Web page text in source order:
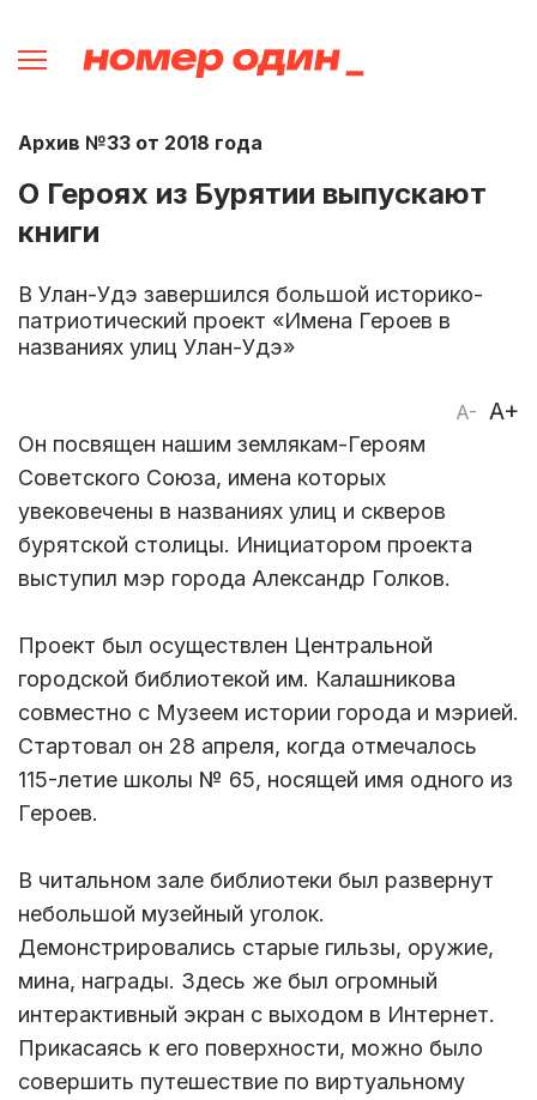
Архив №33 от 2018 года
О Героях из Бурятии выпускают
книги
В Улан-Удэ завершился большой историко-
патриотический проект «Имена Героев в
названиях улиц Улан-Удэ»
A- A+
Он посвящен нашим землякам-Героям
Советского Союза, имена которых
увековечены в названиях улиц и скверов
бурятской столицы. Инициатором проекта
выступил мэр города Александр Голков.
Проект был осуществлен Центральной
городской библиотекой им. Калашникова
совместно с Музеем истории города и мэрией.
Стартовал он 28 апреля, когда отмечалось
115-летие школы № 65, носящей имя одного из
Героев.
В читальном зале библиотеки был развернут
небольшой музейный уголок.
Демонстрировались старые гильзы, оружие,
мина, награды. Здесь же был огромный
интерактивный экран с выходом в Интернет.
Прикасаясь к его поверхности, можно было
совершить путешествие по виртуальному